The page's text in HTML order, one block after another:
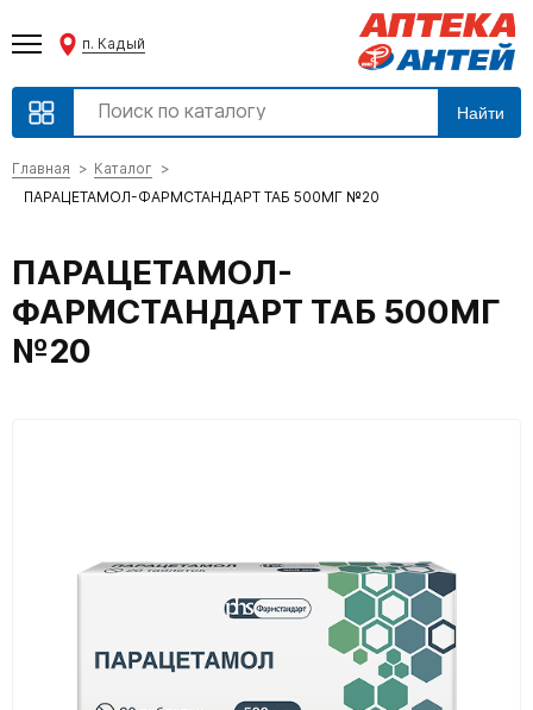
п. Кадый
Найти
Главная
Каталог
ПАРАЦЕТАМОЛ-ФАРМСТАНДАРТ ТАБ 500МГ №20
ПАРАЦЕТАМОЛ-
ФАРМСТАНДАРТ ТАБ 500МГ
№20